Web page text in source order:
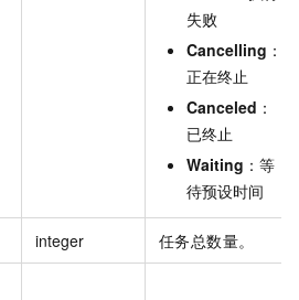
失败
Cancelling ：
正在终止
Canceled ：
已终止
Waiting ：等
待预设时间
integer 任务总数量。